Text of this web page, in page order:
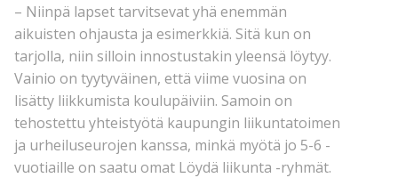
– Niinpä lapset tarvitsevat yhä enemmän
aikuisten ohjausta ja esimerkkiä. Sitä kun on
tarjolla, niin silloin innostustakin yleensä löytyy.
Vainio on tyytyväinen, että viime vuosina on
lisätty liikkumista koulupäiviin. Samoin on
tehostettu yhteistyötä kaupungin liikuntatoimen
ja urheiluseurojen kanssa, minkä myötä jo 5-6 -
vuotiaille on saatu omat Löydä liikunta -ryhmät.